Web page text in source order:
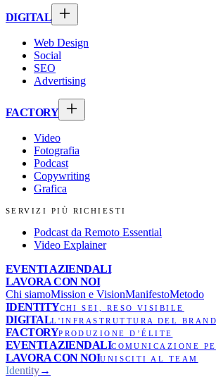
DIGITAL
Web Design
Social
SEO
Advertising
FACTORY
Video
Fotografia
Podcast
Copywriting
Grafica
SERVIZI PIÙ RICHIESTI
Podcast da Remoto Essential
Video Explainer
EVENTI AZIENDALI
LAVORA CON NOI
Chi siamoMission e VisionManifestoMetodo
IDENTITYCHI SEI, RESO VISIBILE
DIGITALL'INFRASTRUTTURA DEL BRAND
FACTORYPRODUZIONE D’ÉLITE
EVENTI AZIENDALICOMUNICAZIONE
LAVORA CON NOIUNISCITI AL TEAM
Identity→